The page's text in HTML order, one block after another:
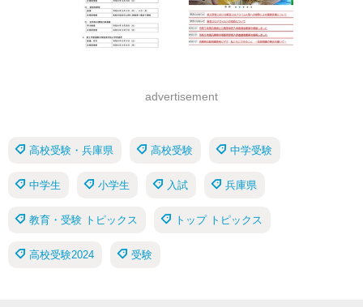
advertisement
高校受験・兵庫県 高校受験 中学受験
中学生 小学生 入試 兵庫県
教育・受験 トピックス トップ トピックス
高校受験2024 受験